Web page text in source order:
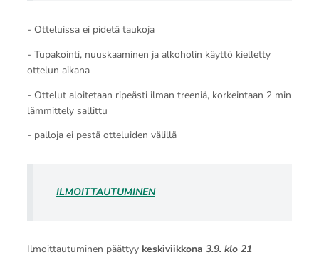
- Otteluissa ei pidetä taukoja
- Tupakointi, nuuskaaminen ja alkoholin käyttö kielletty
ottelun aikana
- Ottelut aloitetaan ripeästi ilman treeniä, korkeintaan 2 min
lämmittely sallittu
- palloja ei pestä otteluiden välillä
ILMOITTAUTUMINEN
Ilmoittautuminen päättyy keskiviikkona 3.9. klo 21